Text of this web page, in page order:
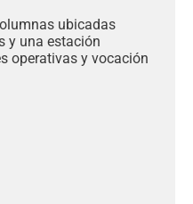
ubicadas
y una estación
operativas y vocación